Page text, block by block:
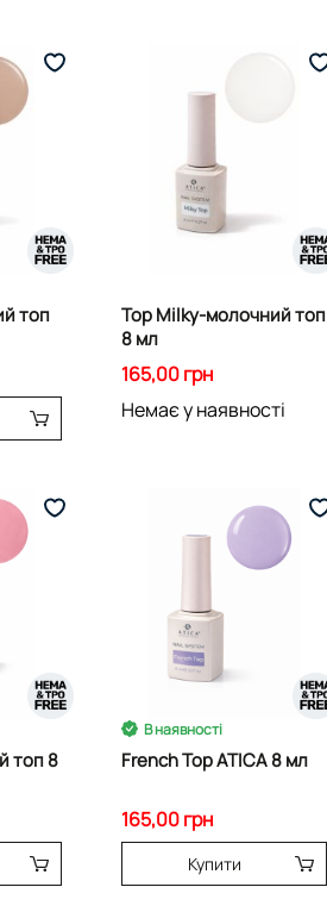
топ
Top Milky-молочний топ
8 мл
165,00 грн
Немає у наявності
топ 8
В наявності
French Top ATICA 8 мл
165,00 грн
Купити